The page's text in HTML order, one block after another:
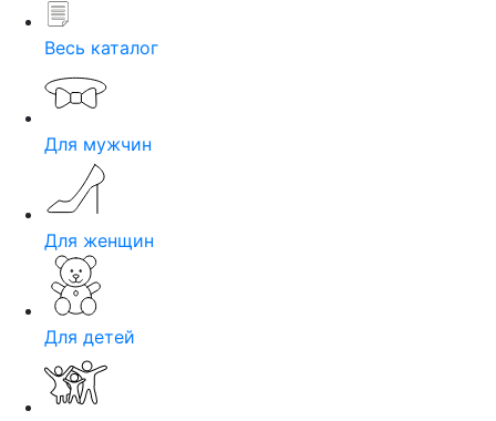
Весь каталог
Для мужчин
Для женщин
Для детей